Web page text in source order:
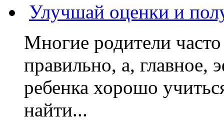
Улучшай оценки и
Многие родители
правильно, а, главное,
ребенка хорошо
найти...